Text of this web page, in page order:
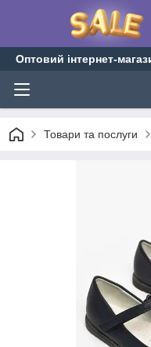
Оптовий інтернет-
Товари та послуги